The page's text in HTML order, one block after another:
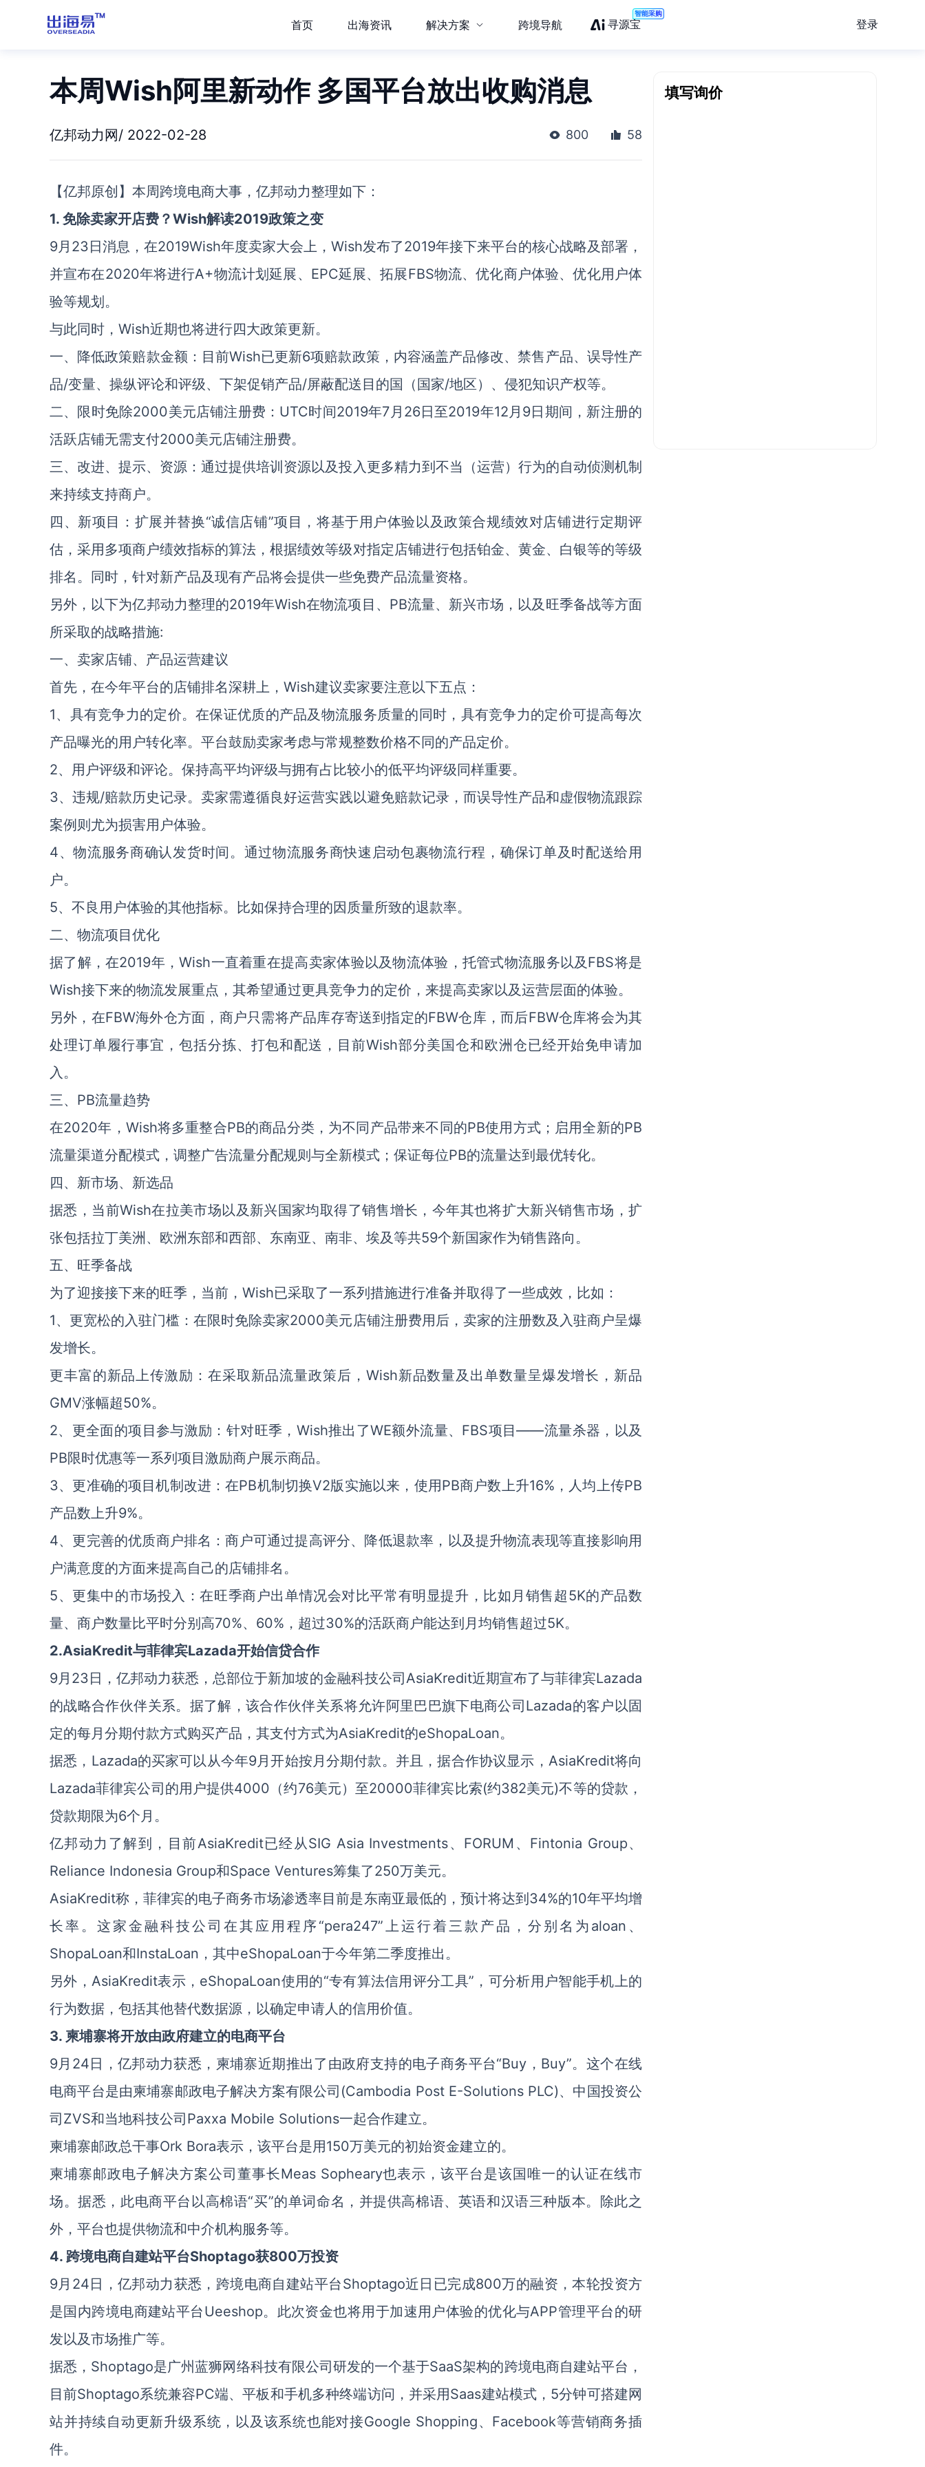
首页 出海资讯 解决方案 跨境导航 寻源宝
智能采购
登录
本周Wish阿里新动作 多国平台放出收购消息
亿邦动力网/ 2022-02-28 800 58
【亿邦原创】本周跨境电商大事，亿邦动力整理如下：
1. 免除卖家开店费？Wish解读2019政策之变
9月23日消息，在2019Wish年度卖家大会上，Wish发布了2019年接下来平台的核心战略及部署，
并宣布在2020年将进行A+物流计划延展、EPC延展、拓展FBS物流、优化商户体验、优化用户体
验等规划。
与此同时，Wish近期也将进行四大政策更新。
一、降低政策赔款金额：目前Wish已更新6项赔款政策，内容涵盖产品修改、禁售产品、误导性产
品/变量、操纵评论和评级、下架促销产品/屏蔽配送目的国（国家/地区）、侵犯知识产权等。
二、限时免除2000美元店铺注册费：UTC时间2019年7月26日至2019年12月9日期间，新注册的
活跃店铺无需支付2000美元店铺注册费。
三、改进、提示、资源：通过提供培训资源以及投入更多精力到不当（运营）行为的自动侦测机制
来持续支持商户。
四、新项目：扩展并替换“诚信店铺”项目，将基于用户体验以及政策合规绩效对店铺进行定期评
估，采用多项商户绩效指标的算法，根据绩效等级对指定店铺进行包括铂金、黄金、白银等的等级
排名。同时，针对新产品及现有产品将会提供一些免费产品流量资格。
另外，以下为亿邦动力整理的2019年Wish在物流项目、PB流量、新兴市场，以及旺季备战等方面
所采取的战略措施:
一、卖家店铺、产品运营建议
首先，在今年平台的店铺排名深耕上，Wish建议卖家要注意以下五点：
1、具有竞争力的定价。在保证优质的产品及物流服务质量的同时，具有竞争力的定价可提高每次
产品曝光的用户转化率。平台鼓励卖家考虑与常规整数价格不同的产品定价。
2、用户评级和评论。保持高平均评级与拥有占比较小的低平均评级同样重要。
3、违规/赔款历史记录。卖家需遵循良好运营实践以避免赔款记录，而误导性产品和虚假物流跟踪
案例则尤为损害用户体验。
4、物流服务商确认发货时间。通过物流服务商快速启动包裹物流行程，确保订单及时配送给用
户。
5、不良用户体验的其他指标。比如保持合理的因质量所致的退款率。
二、物流项目优化
据了解，在2019年，Wish一直着重在提高卖家体验以及物流体验，托管式物流服务以及FBS将是
Wish接下来的物流发展重点，其希望通过更具竞争力的定价，来提高卖家以及运营层面的体验。
另外，在FBW海外仓方面，商户只需将产品库存寄送到指定的FBW仓库，而后FBW仓库将会为其
处理订单履行事宜，包括分拣、打包和配送，目前Wish部分美国仓和欧洲仓已经开始免申请加
入。
三、PB流量趋势
在2020年，Wish将多重整合PB的商品分类，为不同产品带来不同的PB使用方式；启用全新的PB
流量渠道分配模式，调整广告流量分配规则与全新模式；保证每位PB的流量达到最优转化。
四、新市场、新选品
据悉，当前Wish在拉美市场以及新兴国家均取得了销售增长，今年其也将扩大新兴销售市场，扩
张包括拉丁美洲、欧洲东部和西部、东南亚、南非、埃及等共59个新国家作为销售路向。
五、旺季备战
为了迎接接下来的旺季，当前，Wish已采取了一系列措施进行准备并取得了一些成效，比如：
1、更宽松的入驻门槛：在限时免除卖家2000美元店铺注册费用后，卖家的注册数及入驻商户呈爆
发增长。
更丰富的新品上传激励：在采取新品流量政策后，Wish新品数量及出单数量呈爆发增长，新品
GMV涨幅超50%。
2、更全面的项目参与激励：针对旺季，Wish推出了WE额外流量、FBS项目——流量杀器，以及
PB限时优惠等一系列项目激励商户展示商品。
3、更准确的项目机制改进：在PB机制切换V2版实施以来，使用PB商户数上升16%，人均上传PB
产品数上升9%。
4、更完善的优质商户排名：商户可通过提高评分、降低退款率，以及提升物流表现等直接影响用
户满意度的方面来提高自己的店铺排名。
5、更集中的市场投入：在旺季商户出单情况会对比平常有明显提升，比如月销售超5K的产品数
量、商户数量比平时分别高70%、60%，超过30%的活跃商户能达到月均销售超过5K。
2.AsiaKredit与菲律宾Lazada开始信贷合作
9月23日，亿邦动力获悉，总部位于新加坡的金融科技公司AsiaKredit近期宣布了与菲律宾Lazada
的战略合作伙伴关系。据了解，该合作伙伴关系将允许阿里巴巴旗下电商公司Lazada的客户以固
定的每月分期付款方式购买产品，其支付方式为AsiaKredit的eShopaLoan。
据悉，Lazada的买家可以从今年9月开始按月分期付款。并且，据合作协议显示，AsiaKredit将向
Lazada菲律宾公司的用户提供4000（约76美元）至20000菲律宾比索(约382美元)不等的贷款，
贷款期限为6个月。
亿邦动力了解到，目前AsiaKredit已经从SIG Asia Investments、FORUM、Fintonia Group、
Reliance Indonesia Group和Space Ventures筹集了250万美元。
AsiaKredit称，菲律宾的电子商务市场渗透率目前是东南亚最低的，预计将达到34%的10年平均增
长率。这家金融科技公司在其应用程序“pera247”上运行着三款产品，分别名为aloan、
ShopaLoan和InstaLoan，其中eShopaLoan于今年第二季度推出。
另外，AsiaKredit表示，eShopaLoan使用的“专有算法信用评分工具”，可分析用户智能手机上的
行为数据，包括其他替代数据源，以确定申请人的信用价值。
3. 柬埔寨将开放由政府建立的电商平台
9月24日，亿邦动力获悉，柬埔寨近期推出了由政府支持的电子商务平台“Buy，Buy”。这个在线
电商平台是由柬埔寨邮政电子解决方案有限公司(Cambodia Post E-Solutions PLC)、中国投资公
司ZVS和当地科技公司Paxxa Mobile Solutions一起合作建立。
柬埔寨邮政总干事Ork Bora表示，该平台是用150万美元的初始资金建立的。
柬埔寨邮政电子解决方案公司董事长Meas Sopheary也表示，该平台是该国唯一的认证在线市
场。据悉，此电商平台以高棉语“买”的单词命名，并提供高棉语、英语和汉语三种版本。除此之
外，平台也提供物流和中介机构服务等。
4. 跨境电商自建站平台Shoptago获800万投资
9月24日，亿邦动力获悉，跨境电商自建站平台Shoptago近日已完成800万的融资，本轮投资方
是国内跨境电商建站平台Ueeshop。此次资金也将用于加速用户体验的优化与APP管理平台的研
发以及市场推广等。
据悉，Shoptago是广州蓝狮网络科技有限公司研发的一个基于SaaS架构的跨境电商自建站平台，
目前Shoptago系统兼容PC端、平板和手机多种终端访问，并采用Saas建站模式，5分钟可搭建网
站并持续自动更新升级系统，以及该系统也能对接Google Shopping、Facebook等营销商务插
件。
填写询价